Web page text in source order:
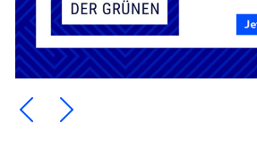
Ein Element zurück blättern
Ein Element weiter blättern